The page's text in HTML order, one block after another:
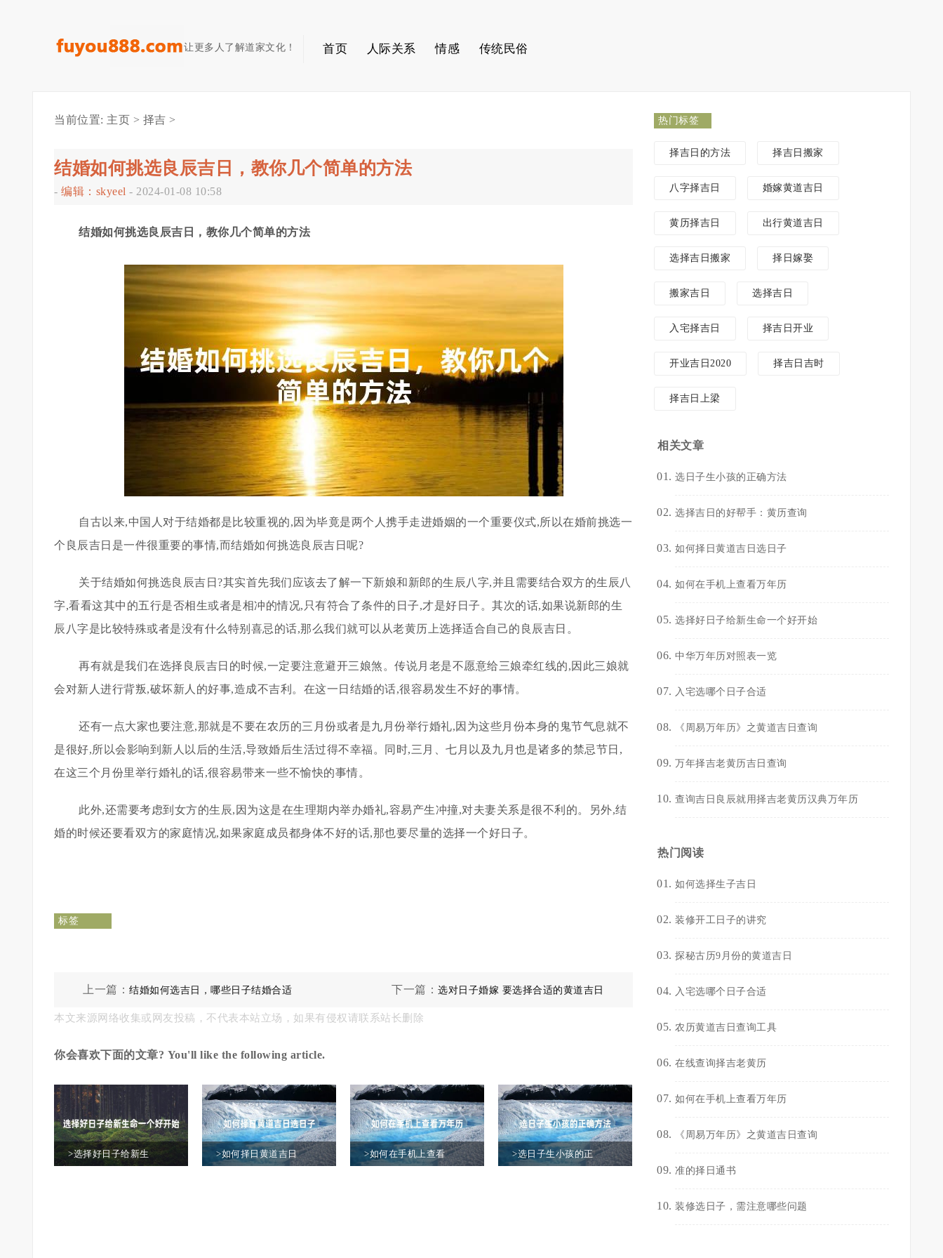
让更多人了解道家文化！ 首页 人际关系 情感 传统民俗
当前位置: 主页 > 择吉 >
结婚如何挑选良辰吉日，教你几个简单的方法
- 编辑：skyeel - 2024-01-08 10:58
结婚如何挑选良辰吉日，教你几个简单的方法
自古以来,中国人对于结婚都是比较重视的,因为毕竟是两个人携手走进婚姻的一个重要仪式,所以在婚前挑选一
个良辰吉日是一件很重要的事情,而结婚如何挑选良辰吉日呢?
关于结婚如何挑选良辰吉日?其实首先我们应该去了解一下新娘和新郎的生辰八字,并且需要结合双方的生辰八
字,看看这其中的五行是否相生或者是相冲的情况,只有符合了条件的日子,才是好日子。其次的话,如果说新郎的生
辰八字是比较特殊或者是没有什么特别喜忌的话,那么我们就可以从老黄历上选择适合自己的良辰吉日。
再有就是我们在选择良辰吉日的时候,一定要注意避开三娘煞。传说月老是不愿意给三娘牵红线的,因此三娘就
会对新人进行背叛,破坏新人的好事,造成不吉利。在这一日结婚的话,很容易发生不好的事情。
还有一点大家也要注意,那就是不要在农历的三月份或者是九月份举行婚礼,因为这些月份本身的鬼节气息就不
是很好,所以会影响到新人以后的生活,导致婚后生活过得不幸福。同时,三月、七月以及九月也是诸多的禁忌节日,
在这三个月份里举行婚礼的话,很容易带来一些不愉快的事情。
此外,还需要考虑到女方的生辰,因为这是在生理期内举办婚礼,容易产生冲撞,对夫妻关系是很不利的。另外,结
婚的时候还要看双方的家庭情况,如果家庭成员都身体不好的话,那也要尽量的选择一个好日子。
标签
上一篇：结婚如何选吉日，哪些日子结婚合适 下一篇：选对日子婚嫁 要选择合适的黄道吉日
本文来源网络收集或网友投稿，不代表本站立场，如果有侵权请联系站长删除
你会喜欢下面的文章? You'll like the following article.
>选择好日子给新生 >如何择日黄道吉日 >如何在手机上查看 >选日子生小孩的正
热门标签
择吉日的方法 择吉日搬家
八字择吉日 婚嫁黄道吉日
黄历择吉日 出行黄道吉日
选择吉日搬家 择日嫁娶
搬家吉日 选择吉日
入宅择吉日 择吉日开业
开业吉日2020 择吉日吉时
择吉日上梁
相关文章
选日子生小孩的正确方法
选择吉日的好帮手：黄历查询
如何择日黄道吉日选日子
如何在手机上查看万年历
选择好日子给新生命一个好开始
中华万年历对照表一览
入宅选哪个日子合适
《周易万年历》之黄道吉日查询
万年择吉老黄历吉日查询
查询吉日良辰就用择吉老黄历汉典万年历
热门阅读
如何选择生子吉日
装修开工日子的讲究
探秘古历9月份的黄道吉日
入宅选哪个日子合适
农历黄道吉日查询工具
在线查询择吉老黄历
如何在手机上查看万年历
《周易万年历》之黄道吉日查询
准的择日通书
装修选日子，需注意哪些问题